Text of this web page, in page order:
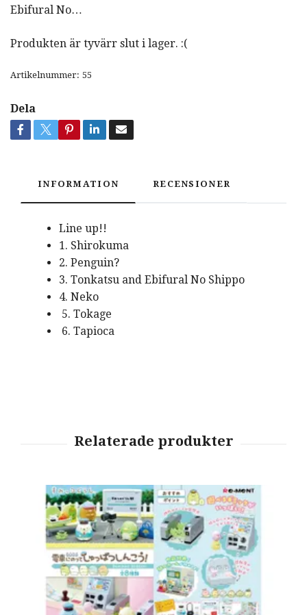
Ebifural No…
Produkten är tyvärr slut i lager. :(
Artikelnummer: 55
Dela
INFORMATION RECENSIONER
Line up!!
1. Shirokuma
2. Penguin?
3. Tonkatsu and Ebifural No Shippo
4. Neko
5. Tokage
6. Tapioca